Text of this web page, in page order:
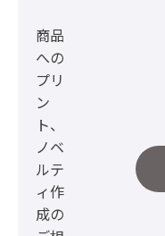
商品
への
プリ
ン
ト、
ノベ
ルテ
ィ作
成の